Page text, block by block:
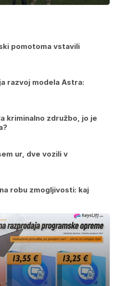
pomotoma vstavili
razvoj modela Astra:
kriminalno združbo, jo je
ur, dve vozili v
robu zmogljivosti: kaj